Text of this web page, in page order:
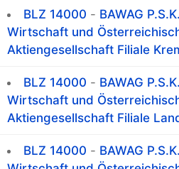
BLZ 14000 - BAWAG
Wirtschaft und
Aktiengesellschaft Filiale
BLZ 14000 - BAWAG
Wirtschaft und
Aktiengesellschaft Filiale
BLZ 14000 - BAWAG